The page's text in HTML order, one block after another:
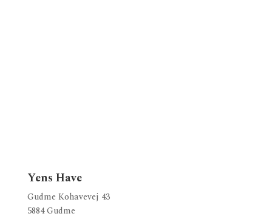
Yens Have
Gudme Kohavevej 43
5884 Gudme